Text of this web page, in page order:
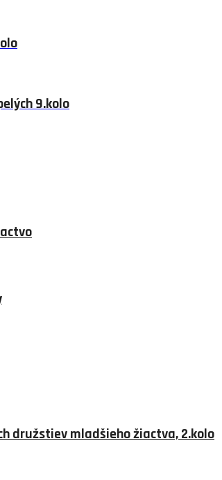
9.kolo
družstiev mladšieho žiactva, 2.kolo